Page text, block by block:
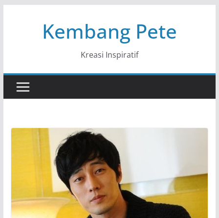
Kembang Pete
Kreasi Inspiratif